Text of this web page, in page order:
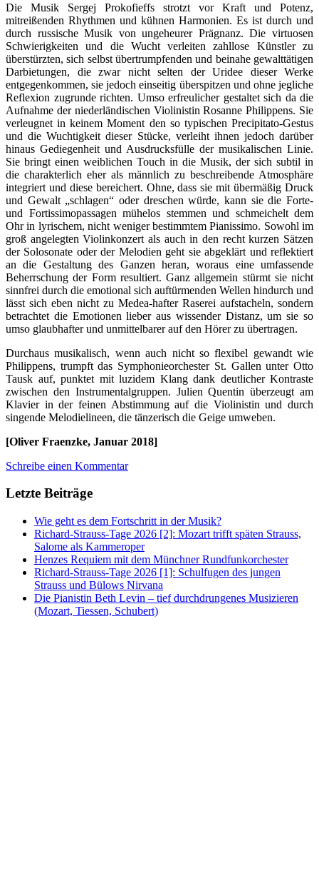
Die Musik Sergej Prokofieffs strotzt vor Kraft und Potenz,
mitreißenden Rhythmen und kühnen Harmonien. Es ist durch und
durch russische Musik von ungeheurer Prägnanz. Die virtuosen
Schwierigkeiten und die Wucht verleiten zahllose Künstler zu
überstürzten, sich selbst übertrumpfenden und beinahe gewalttätigen
Darbietungen, die zwar nicht selten der Uridee dieser Werke
entgegenkommen, sie jedoch einseitig überspitzen und ohne jegliche
Reflexion zugrunde richten. Umso erfreulicher gestaltet sich da die
Aufnahme der niederländischen Violinistin Rosanne Philippens. Sie
verleugnet in keinem Moment den so typischen Precipitato-Gestus
und die Wuchtigkeit dieser Stücke, verleiht ihnen jedoch darüber
hinaus Gediegenheit und Ausdrucksfülle der musikalischen Linie.
Sie bringt einen weiblichen Touch in die Musik, der sich subtil in
die charakterlich eher als männlich zu beschreibende Atmosphäre
integriert und diese bereichert. Ohne, dass sie mit übermäßig Druck
und Gewalt „schlagen“ oder dreschen würde, kann sie die Forte-
und Fortissimopassagen mühelos stemmen und schmeichelt dem
Ohr in lyrischem, nicht weniger bestimmtem Pianissimo. Sowohl im
groß angelegten Violinkonzert als auch in den recht kurzen Sätzen
der Solosonate oder der Melodien geht sie abgeklärt und reflektiert
an die Gestaltung des Ganzen heran, woraus eine umfassende
Beherrschung der Form resultiert. Ganz allgemein stürmt sie nicht
sinnfrei durch die emotional sich auftürmenden Wellen hindurch und
lässt sich eben nicht zu Medea-hafter Raserei aufstacheln, sondern
betrachtet die Emotionen lieber aus wissender Distanz, um sie so
umso glaubhafter und unmittelbarer auf den Hörer zu übertragen.
Durchaus musikalisch, wenn auch nicht so flexibel gewandt wie
Philippens, trumpft das Symphonieorchester St. Gallen unter Otto
Tausk auf, punktet mit luzidem Klang dank deutlicher Kontraste
zwischen den Instrumentalgruppen. Julien Quentin überzeugt am
Klavier in der feinen Abstimmung auf die Violinistin und durch
singende Melodielineen, die tänzerisch die Geige umweben.
[Oliver Fraenzke, Januar 2018]
Schreibe einen Kommentar
Letzte Beiträge
Wie geht es dem Fortschritt in der Musik?
Richard-Strauss-Tage 2026 [2]: Mozart trifft späten Strauss,
Salome als Kammeroper
Henzes Requiem mit dem Münchner Rundfunkorchester
Richard-Strauss-Tage 2026 [1]: Schulfugen des jungen
Strauss und Bülows Nirvana
Die Pianistin Beth Levin – tief durchdrungenes Musizieren
(Mozart, Tiessen, Schubert)